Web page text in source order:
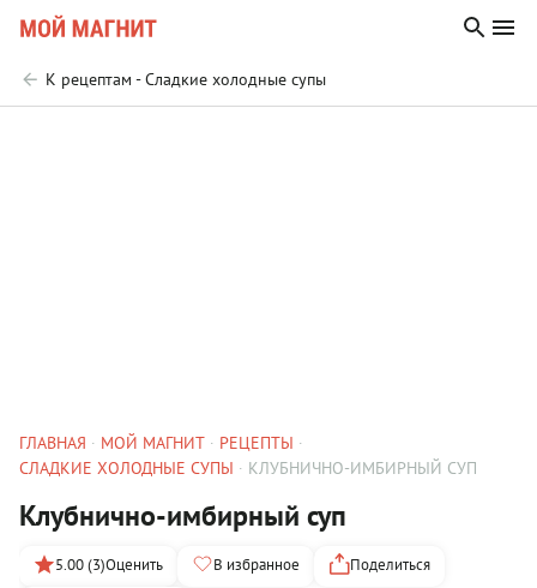
К рецептам - Сладкие холодные супы
ГЛАВНАЯ МОЙ МАГНИТ
РЕЦЕПТЫ
СЛАДКИЕ ХОЛОДНЫЕ СУПЫ
КЛУБНИЧНО-ИМБИРНЫЙ СУП
Клубнично-имбирный суп
5.00 (3)Оценить В избранное
Поделиться